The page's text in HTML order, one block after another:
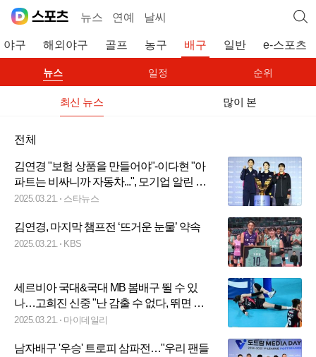
뉴스 연예 날씨
야구 해외야구 골프 농구 배구 일반 e-스포츠
뉴스 일정 순위
최신 뉴스 많이 본
전체
김연경 "보험 상품을 만들어야"-이다현 "아
파트는 비싸니까 자동차...", 모기업 알린 공
약 '우승만 한다면' [미디어데이 현장]
2025.03.21. 스타뉴스
김연경, 마지막 챔프전 ‘뜨거운 눈물’ 약속
2025.03.21. KBS
세르비아 국대&국대 MB 봄배구 뛸 수 있
나…고희진 신중 "난 감출 수 없다, 뛰면 뛴
다 하는데 그날 되어봐야" [MD청담]
2025.03.21. 마이데일리
남자배구 '우승' 트로피 삼파전…"우리 팬들